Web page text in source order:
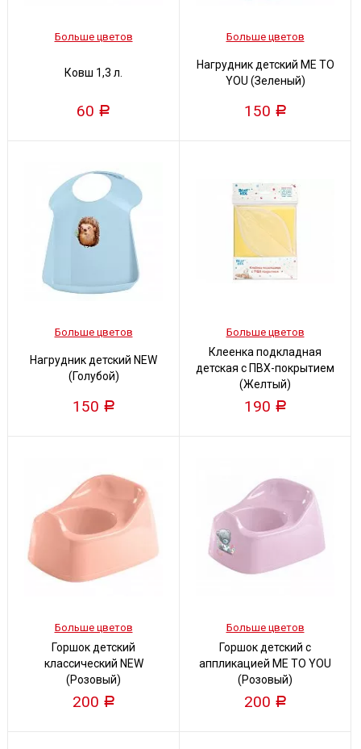
Больше цветов
Ковш 1,3 л.
60 Р
Больше цветов
Нагрудник детский ME TO
YOU (Зеленый)
150 Р
Больше цветов
Нагрудник детский NEW
(Голубой)
150 Р
Больше цветов
Клеенка подкладная
детская с ПВХ-покрытием
(Желтый)
190 Р
Больше цветов
Горшок детский
классический NEW
(Розовый)
200 Р
Больше цветов
Горшок детский с
аппликацией ME TO YOU
(Розовый)
200 Р